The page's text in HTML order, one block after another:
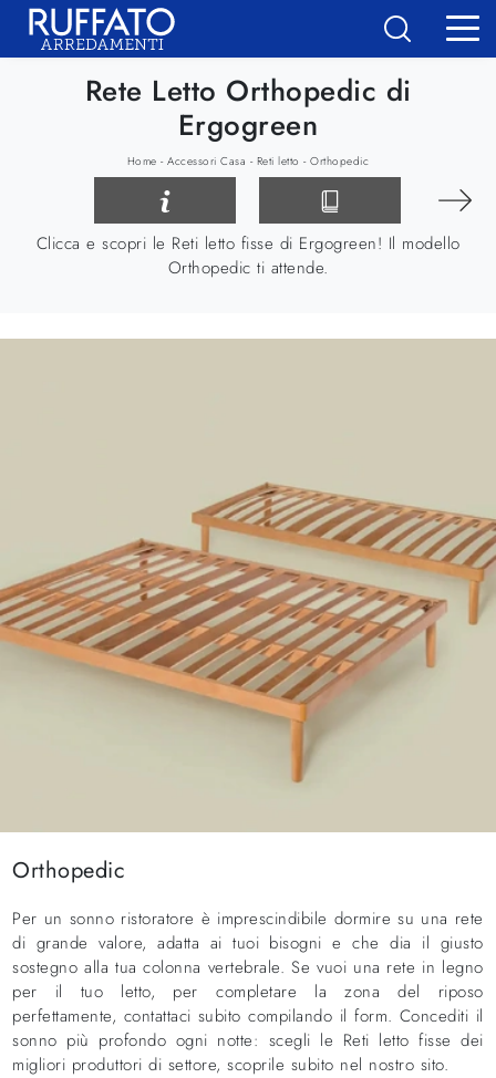
Rete Letto Orthopedic di
Ergogreen
Home -Accessori Casa - Reti letto -Orthopedic
Clicca e scopri le Reti letto fisse di Ergogreen! Il modello
Orthopedic ti attende.
Orthopedic
Per un sonno ristoratore è imprescindibile dormire su una rete
di grande valore, adatta ai tuoi bisogni e che dia il giusto
sostegno alla tua colonna vertebrale. Se vuoi una rete in legno
per il tuo letto, per completare la zona del riposo
perfettamente, contattaci subito compilando il form. Concediti il
sonno più profondo ogni notte: scegli le Reti letto fisse dei
migliori produttori di settore, scoprile subito nel nostro sito.